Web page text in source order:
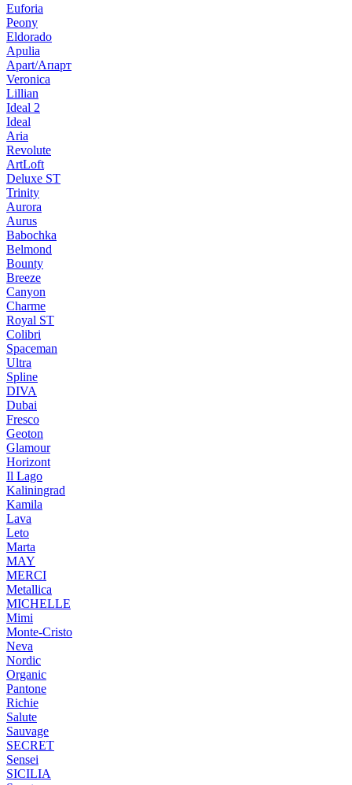
Euforia
Peony
Eldorado
Apulia
Apart/Апарт
Veronica
Lillian
Ideal 2
Ideal
Aria
Revolute
ArtLoft
Deluxe ST
Trinity
Aurora
Aurus
Babochka
Belmond
Bounty
Breeze
Canуon
Charme
Royal ST
Colibri
Spaceman
Ultra
Spline
DIVA
Dubai
Fresco
Geoton
Glamour
Horizont
Il Lago
Kaliningrad
Kamila
Lava
Leto
Marta
MAY
MERCI
Metallica
MICHELLE
Mimi
Monte-Cristo
Neva
Nordic
Organic
Pantone
Richie
Salute
Sauvage
SECRET
Sensei
SICILIA